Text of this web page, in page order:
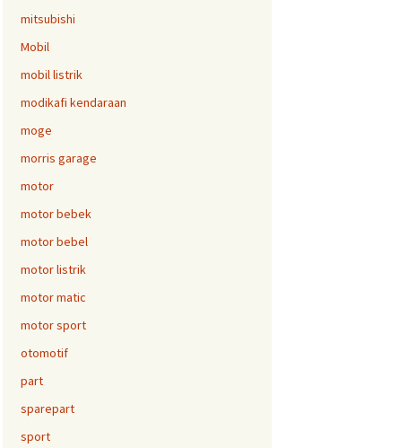
mitsubishi
Mobil
mobil listrik
modikafi kendaraan
moge
morris garage
motor
motor bebek
motor bebel
motor listrik
motor matic
motor sport
otomotif
part
sparepart
sport